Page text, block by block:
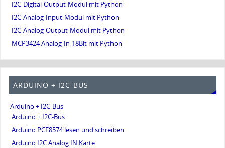
I2C-Digital-Output-Modul mit Python
I2C-Analog-Input-Modul mit Python
I2C-Analog-Output-Modul mit Python
MCP3424 Analog-In-18Bit mit Python
ARDUINO + I2C-BUS
Arduino + I2C-Bus
Arduino + I2C-Bus
Arduino PCF8574 lesen und schreiben
Arduino I2C Analog IN Karte